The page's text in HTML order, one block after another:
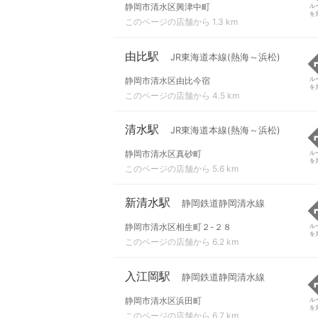
静岡市清水区興津中町
このページの店舗から 1.3 km
ル
を
由比駅 JR東海道本線(熱海～浜松)
静岡市清水区由比今宿
このページの店舗から 4.5 km
ル
を
清水駅 JR東海道本線(熱海～浜松)
静岡市清水区真砂町
このページの店舗から 5.6 km
ル
を
新清水駅 静岡鉄道静岡清水線
静岡市清水区相生町２-２８
このページの店舗から 6.2 km
ル
を
入江岡駅 静岡鉄道静岡清水線
静岡市清水区浜田町
このページの店舗から 6.7 km
ル
を